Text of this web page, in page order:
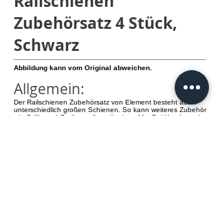
Zubehörsatz 4 Stück,
Schwarz
Abbildung kann vom Original abweichen.
Allgemein:
Der Railschienen Zubehörsatz von Element besteht aus 4
unterschiedlich großen Schienen. So kann weiteres Zubehör
wie Griffe und Optik an allen gängigen MagPul Handguards